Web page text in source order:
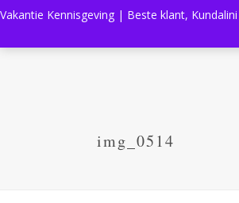
img_0514
Vakantie Kennisgeving | Beste klant,